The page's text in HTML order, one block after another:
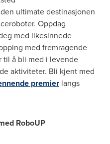
ultimate destinasjonen
Oppdag
med likesinnede
med fremragende
til å bli med i levende
aktiviteter. Bli kjent med
premier langs
RoboUP